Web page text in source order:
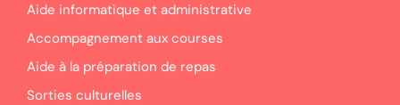
Aide informatique et administrative
Accompagnement aux courses
Aide à la préparation de repas
Sorties culturelles